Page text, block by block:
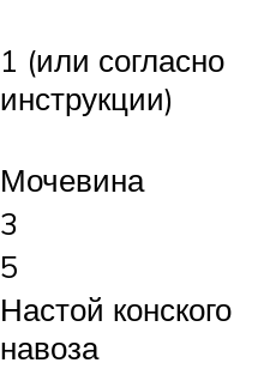
1 (или согласно
инструкции)
Мочевина
3
5
Настой конского
навоза